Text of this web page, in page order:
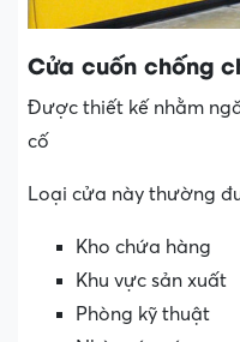
Cửa cuốn chống
Được thiết kế nhằm
cố
Loại cửa này thường
Kho chứa hàng
Khu vực sản xuất
Phòng kỹ thuật